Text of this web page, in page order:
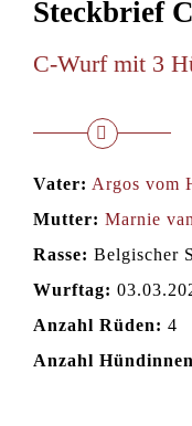
Steckbrief
C-Wurf mit 3
Vater: Argos vom
Mutter: Marnie
Rasse: Belgischer
Wurftag:
Anzahl Rüden: 4
Anzahl